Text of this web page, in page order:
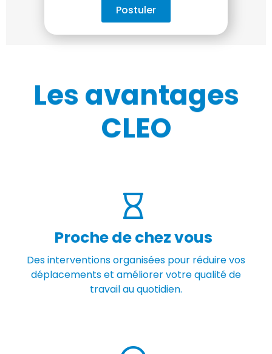
Postuler
Les avantages
CLEO
Proche de chez vous
Des interventions organisées pour réduire vos
déplacements et améliorer votre qualité de
travail au quotidien.